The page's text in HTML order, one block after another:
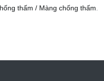
thấm / Màng chống thấm